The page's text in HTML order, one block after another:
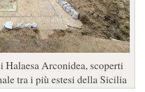
Halaesa Arconidea, scoperti
tra i più estesi della Sicilia